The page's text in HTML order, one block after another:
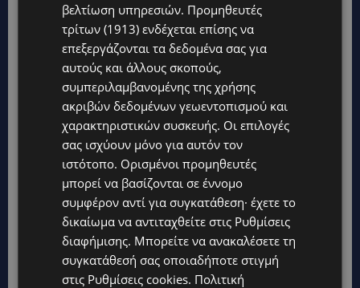
STORIES
ΜΑΝΩΛΗΣ ΕΜΜΑΝΟΥΗΛ: Η ιστορία της θρυλικής Corner Pub
που ξυπνά μνήμες δεκαετιών – Το αφιέρωμα μετά τη φωτιά-
UPDATES
ΘΕΣΣΑΛΟΝΙΚΗ: Σοκ από την κακοποίηση άγριων χελωνών –
Τις έβαψαν με πορτοκαλί λαδομπογιά-(Φώτο)
ΑΓΚΑΛΙΑ ΕΛΠΙΔΑΣ: «Οι εξαγγελίες δεν αρκούν» –
Συγκρατημένη αισιοδοξία για το νέο σχέδιο στήριξης των
ατόμων με αναπηρία
ΟΡΦΕΑΣ ΣΟΛΩΜΟΥ: Ο 10χρονος Κύπριος που πρωταγωνιστεί
στην εκστρατεία εξοικονόμησης νερού – Απλά βήματα που
κάνουν τη διαφορά -(Βίντεο)
βελτίωση υπηρεσιών. Προμηθευτές
τρίτων (1913) ενδέχεται επίσης να
επεξεργάζονται τα δεδομένα σας για
αυτούς και άλλους σκοπούς,
συμπεριλαμβανομένης της χρήσης
ακριβών δεδομένων γεωεντοπισμού και
χαρακτηριστικών συσκευής. Οι επιλογές
σας ισχύουν μόνο για αυτόν τον
ιστότοπο. Ορισμένοι προμηθευτές
μπορεί να βασίζονται σε έννομο
συμφέρον αντί για συγκατάθεση· έχετε το
δικαίωμα να αντιταχθείτε στις Ρυθμίσεις
διαφήμισης. Μπορείτε να ανακαλέσετε τη
συγκατάθεσή σας οποιαδήποτε στιγμή
στις Ρυθμίσεις cookies. Πολιτική